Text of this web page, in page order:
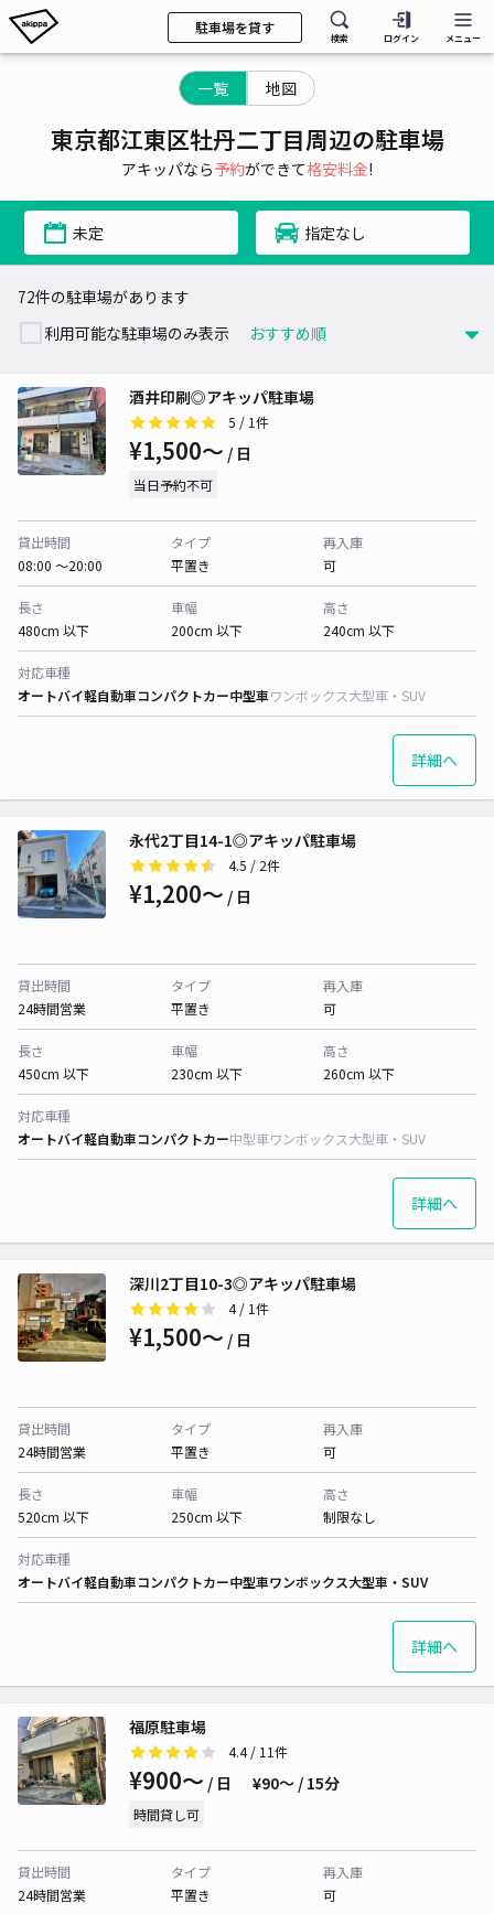
駐車場を貸す
検索 ログイン メニュー
一覧 地図
東京都江東区牡丹二丁目周辺の駐車場
アキッパなら予約ができて格安料金!
未定 指定なし
72件の駐車場があります
利用可能な駐車場のみ表示
酒井印刷◎アキッパ駐車場
5 / 1件
¥1,500〜 / 日
当日予約不可
貸出時間
08:00 〜20:00
タイプ
平置き
再入庫
可
長さ
480cm 以下
車幅
200cm 以下
高さ
240cm 以下
対応車種
オートバイ軽自動車コンパクトカー中型車ワンボックス大型車・SUV
詳細へ
永代2丁目14-1◎アキッパ駐車場
4.5 / 2件
¥1,200〜 / 日
貸出時間
24時間営業
タイプ
平置き
再入庫
可
長さ
450cm 以下
車幅
230cm 以下
高さ
260cm 以下
対応車種
オートバイ軽自動車コンパクトカー中型車ワンボックス大型車・SUV
詳細へ
深川2丁目10-3◎アキッパ駐車場
4/ 1件
¥1,500〜 / 日
貸出時間
24時間営業
タイプ
平置き
再入庫
可
長さ
520cm 以下
車幅
250cm 以下
高さ
制限なし
対応車種
オートバイ軽自動車コンパクトカー中型車ワンボックス大型車・SUV
詳細へ
福原駐車場
4.4/ 11件
¥900〜 / 日 ¥90〜 / 15分
時間貸し可
貸出時間
24時間営業
タイプ
平置き
再入庫
可